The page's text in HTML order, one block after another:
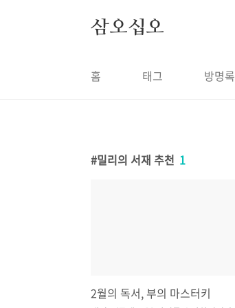
삼오십오
홈 태그 방명록
밀리의 서재 추천 1
2월의 독서, 부의 마스터키